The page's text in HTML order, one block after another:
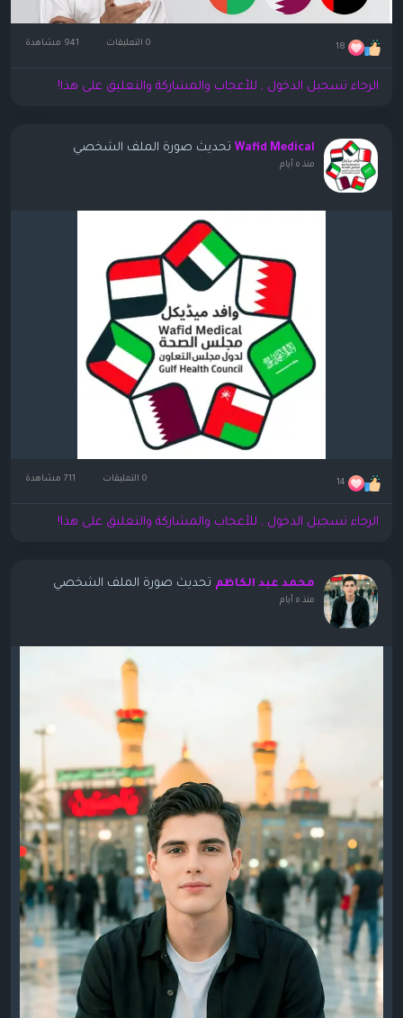
18 0 التعليقات
الرجاء تسجيل الدخول , للأعجاب والمشاركة والتعليق على هذا!
Wafid Medical تحديث صورة الملف الشخصي
منذ ٥ أيام
14 0 التعليقات
الرجاء تسجيل الدخول , للأعجاب والمشاركة والتعليق على هذا!
محمد عبد الكاظم تحديث صورة الملف الشخصي
منذ ٥ أيام